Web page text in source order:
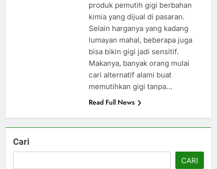
produk pemutih gigi berbahan
kimia yang dijual di pasaran.
Selain harganya yang kadang
lumayan mahal, beberapa juga
bisa bikin gigi jadi sensitif.
Makanya, banyak orang mulai
cari alternatif alami buat
memutihkan gigi tanpa…
Read Full News
Cari
CARI